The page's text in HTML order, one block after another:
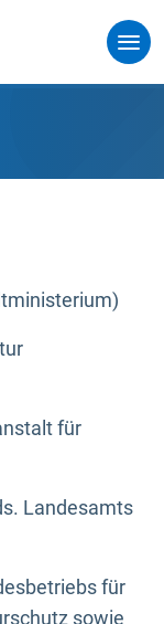
für
Landesamts
für
sowie